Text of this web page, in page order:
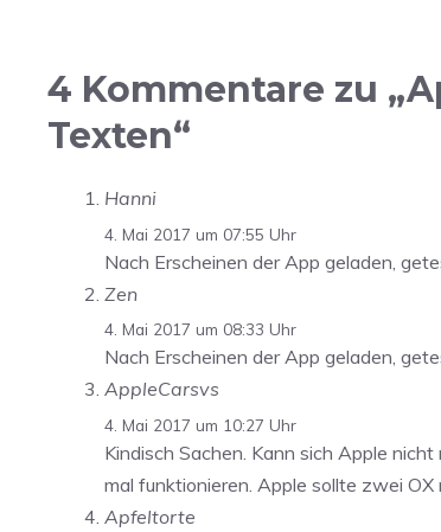
4 Kommentare zu
Texten“
Hanni
4. Mai 2017 um 07:55 Uhr
Nach Erscheinen der App geladen,
Zen
4. Mai 2017 um 08:33 Uhr
Nach Erscheinen der App geladen,
AppleCarsvs
4. Mai 2017 um 10:27 Uhr
Kindisch Sachen. Kann sich Apple
mal funktionieren. Apple sollte zwei OX
Apfeltorte